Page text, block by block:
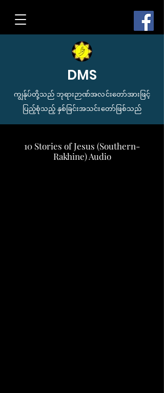
DMS
ကျွန်ုပ်တို့သည် ဘုရားဉာဏ်အလင်းတော်အားဖြင့်
ပြည့်စုံသည့် နှစ်ခြင်းအသင်းတော်ဖြစ်သည်
10 Stories of Jesus (Southern-
Rakhine) Audio